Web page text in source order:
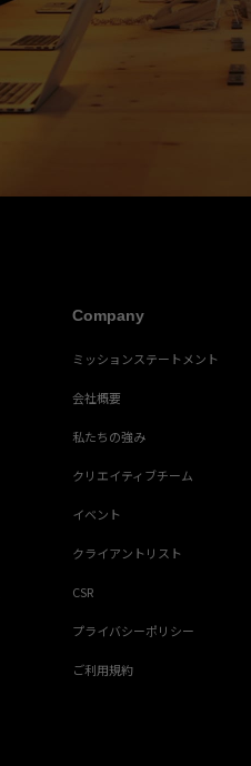
Company
ミッションステートメント
会社概要
私たちの強み
クリエイティブチーム
イベント
クライアントリスト
CSR
プライバシーポリシー
ご利用規約